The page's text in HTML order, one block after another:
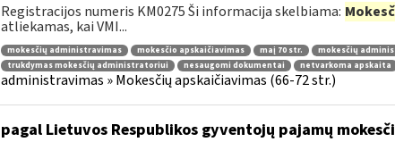
Registracijos numeris KM0275 Ši informacija skelbiama:
atliekamas, kai VMI...
mokesčių administravimas mokesčio apskaičiavimas maį 70 str. mokesčių
trukdymas mokesčių administratoriui
nesaugomi dokumentai netvarkoma apskaita
administravimas » Mokesčių apskaičiavimas (66-72 str.)
pagal Lietuvos Respublikos gyventojų pajamų